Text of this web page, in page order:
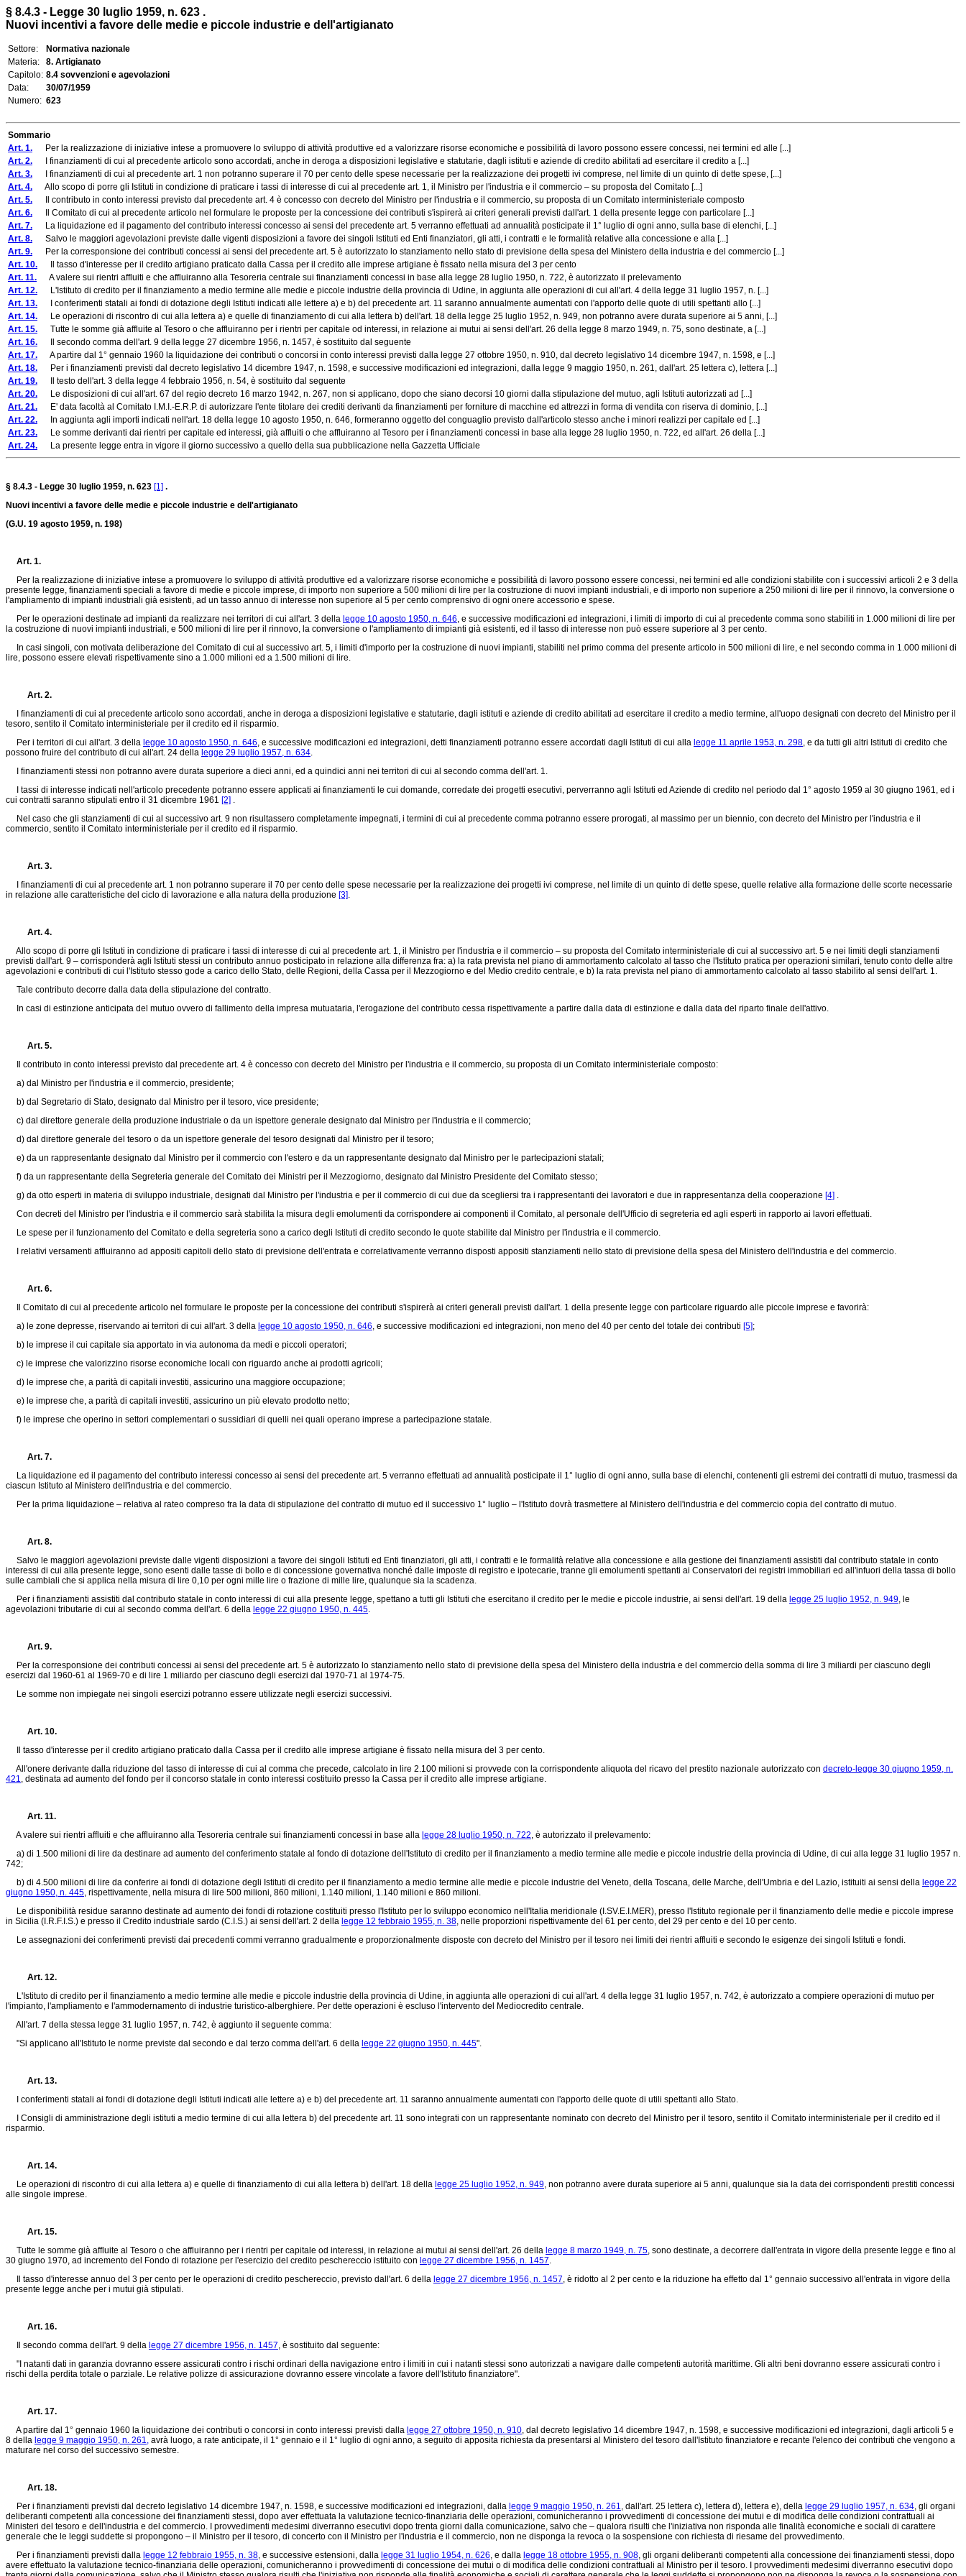
§ 8.4.3 - Legge 30 luglio 1959, n. 623 .
Nuovi incentivi a favore delle medie e piccole industrie e dell'artigianato
Settore:
Normativa nazionale
Materia:
8. Artigianato
Capitolo: 8.4 sovvenzioni e agevolazioni
Data:
30/07/1959
Numero: 623
Sommario
Art. 1. Per la realizzazione di iniziative intese a promuovere lo sviluppo di attività produttive ed a valorizzare risorse economiche e possibilità di lavoro possono essere concessi, nei termini ed alle [...]
Art. 2. I finanziamenti di cui al precedente articolo sono accordati, anche in deroga a disposizioni legislative e statutarie, dagli istituti e aziende di credito abilitati ad esercitare il credito a [...]
Art. 3. I finanziamenti di cui al precedente art. 1 non potranno superare il 70 per cento delle spese necessarie per la realizzazione dei progetti ivi comprese, nel limite di un quinto di dette spese, [...]
Art. 4. Allo scopo di porre gli Istituti in condizione di praticare i tassi di interesse di cui al precedente art. 1, il Ministro per l'industria e il commercio – su proposta del Comitato [...]
Art. 5. Il contributo in conto interessi previsto dal precedente art. 4 è concesso con decreto del Ministro per l'industria e il commercio, su proposta di un Comitato interministeriale composto
Art. 6. Il Comitato di cui al precedente articolo nel formulare le proposte per la concessione dei contributi s'ispirerà ai criteri generali previsti dall'art. 1 della presente legge con particolare [...]
Art. 7. La liquidazione ed il pagamento del contributo interessi concesso ai sensi del precedente art. 5 verranno effettuati ad annualità posticipate il 1° luglio di ogni anno, sulla base di elenchi, [...]
Art. 8. Salvo le maggiori agevolazioni previste dalle vigenti disposizioni a favore dei singoli Istituti ed Enti finanziatori, gli atti, i contratti e le formalità relative alla concessione e alla [...]
Art. 9. Per la corresponsione dei contributi concessi ai sensi del precedente art. 5 è autorizzato lo stanziamento nello stato di previsione della spesa del Ministero della industria e del commercio [...]
Art. 10. Il tasso d'interesse per il credito artigiano praticato dalla Cassa per il credito alle imprese artigiane è fissato nella misura del 3 per cento
Art. 11. A valere sui rientri affluiti e che affluiranno alla Tesoreria centrale sui finanziamenti concessi in base alla legge 28 luglio 1950, n. 722, è autorizzato il prelevamento
Art. 12. L'Istituto di credito per il finanziamento a medio termine alle medie e piccole industrie della provincia di Udine, in aggiunta alle operazioni di cui all'art. 4 della legge 31 luglio 1957, n. [...]
Art. 13. I conferimenti statali ai fondi di dotazione degli Istituti indicati alle lettere a) e b) del precedente art. 11 saranno annualmente aumentati con l'apporto delle quote di utili spettanti allo [...]
Art. 14. Le operazioni di riscontro di cui alla lettera a) e quelle di finanziamento di cui alla lettera b) dell'art. 18 della legge 25 luglio 1952, n. 949, non potranno avere durata superiore ai 5 anni, [...]
Art. 15. Tutte le somme già affluite al Tesoro o che affluiranno per i rientri per capitale od interessi, in relazione ai mutui ai sensi dell'art. 26 della legge 8 marzo 1949, n. 75, sono destinate, a [...]
Art. 16. Il secondo comma dell'art. 9 della legge 27 dicembre 1956, n. 1457, è sostituito dal seguente
Art. 17. A partire dal 1° gennaio 1960 la liquidazione dei contributi o concorsi in conto interessi previsti dalla legge 27 ottobre 1950, n. 910, dal decreto legislativo 14 dicembre 1947, n. 1598, e [...]
Art. 18. Per i finanziamenti previsti dal decreto legislativo 14 dicembre 1947, n. 1598, e successive modificazioni ed integrazioni, dalla legge 9 maggio 1950, n. 261, dall'art. 25 lettera c), lettera [...]
Art. 19. Il testo dell'art. 3 della legge 4 febbraio 1956, n. 54, è sostituito dal seguente
Art. 20. Le disposizioni di cui all'art. 67 del regio decreto 16 marzo 1942, n. 267, non si applicano, dopo che siano decorsi 10 giorni dalla stipulazione del mutuo, agli Istituti autorizzati ad [...]
Art. 21. E' data facoltà al Comitato I.M.I.-E.R.P. di autorizzare l'ente titolare dei crediti derivanti da finanziamenti per forniture di macchine ed attrezzi in forma di vendita con riserva di dominio, [...]
Art. 22. In aggiunta agli importi indicati nell'art. 18 della legge 10 agosto 1950, n. 646, formeranno oggetto del conguaglio previsto dall'articolo stesso anche i minori realizzi per capitale ed [...]
Art. 23. Le somme derivanti dai rientri per capitale ed interessi, già affluiti o che affluiranno al Tesoro per i finanziamenti concessi in base alla legge 28 luglio 1950, n. 722, ed all'art. 26 della [...]
Art. 24. La presente legge entra in vigore il giorno successivo a quello della sua pubblicazione nella Gazzetta Ufficiale
§ 8.4.3 - Legge 30 luglio 1959, n. 623 [1] .
Nuovi incentivi a favore delle medie e piccole industrie e dell'artigianato
(G.U. 19 agosto 1959, n. 198)
Art. 1.
Per la realizzazione di iniziative intese a promuovere lo sviluppo di attività produttive ed a valorizzare risorse economiche e possibilità di lavoro possono essere concessi, nei termini ed alle condizioni stabilite con i successivi articoli 2 e 3 della
presente legge, finanziamenti speciali a favore di medie e piccole imprese, di importo non superiore a 500 milioni di lire per la costruzione di nuovi impianti industriali, e di importo non superiore a 250 milioni di lire per il rinnovo, la conversione o
l'ampliamento di impianti industriali già esistenti, ad un tasso annuo di interesse non superiore al 5 per cento comprensivo di ogni onere accessorio e spese.
Per le operazioni destinate ad impianti da realizzare nei territori di cui all'art. 3 della legge 10 agosto 1950, n. 646, e successive modificazioni ed integrazioni, i limiti di importo di cui al precedente comma sono stabiliti in 1.000 milioni di lire per
la costruzione di nuovi impianti industriali, e 500 milioni di lire per il rinnovo, la conversione o l'ampliamento di impianti già esistenti, ed il tasso di interesse non può essere superiore al 3 per cento.
In casi singoli, con motivata deliberazione del Comitato di cui al successivo art. 5, i limiti d'importo per la costruzione di nuovi impianti, stabiliti nel primo comma del presente articolo in 500 milioni di lire, e nel secondo comma in 1.000 milioni di
lire, possono essere elevati rispettivamente sino a 1.000 milioni ed a 1.500 milioni di lire.
Art. 2.
I finanziamenti di cui al precedente articolo sono accordati, anche in deroga a disposizioni legislative e statutarie, dagli istituti e aziende di credito abilitati ad esercitare il credito a medio termine, all'uopo designati con decreto del Ministro per il
tesoro, sentito il Comitato interministeriale per il credito ed il risparmio.
Per i territori di cui all'art. 3 della legge 10 agosto 1950, n. 646, e successive modificazioni ed integrazioni, detti finanziamenti potranno essere accordati dagli Istituti di cui alla legge 11 aprile 1953, n. 298, e da tutti gli altri Istituti di credito che
possono fruire del contributo di cui all'art. 24 della legge 29 luglio 1957, n. 634.
I finanziamenti stessi non potranno avere durata superiore a dieci anni, ed a quindici anni nei territori di cui al secondo comma dell'art. 1.
I tassi di interesse indicati nell'articolo precedente potranno essere applicati ai finanziamenti le cui domande, corredate dei progetti esecutivi, perverranno agli Istituti ed Aziende di credito nel periodo dal 1° agosto 1959 al 30 giugno 1961, ed i
cui contratti saranno stipulati entro il 31 dicembre 1961 [2] .
Nel caso che gli stanziamenti di cui al successivo art. 9 non risultassero completamente impegnati, i termini di cui al precedente comma potranno essere prorogati, al massimo per un biennio, con decreto del Ministro per l'industria e il
commercio, sentito il Comitato interministeriale per il credito ed il risparmio.
Art. 3.
I finanziamenti di cui al precedente art. 1 non potranno superare il 70 per cento delle spese necessarie per la realizzazione dei progetti ivi comprese, nel limite di un quinto di dette spese, quelle relative alla formazione delle scorte necessarie
in relazione alle caratteristiche del ciclo di lavorazione e alla natura della produzione [3].
Art. 4.
Allo scopo di porre gli Istituti in condizione di praticare i tassi di interesse di cui al precedente art. 1, il Ministro per l'industria e il commercio – su proposta del Comitato interministeriale di cui al successivo art. 5 e nei limiti degli stanziamenti
previsti dall'art. 9 – corrisponderà agli Istituti stessi un contributo annuo posticipato in relazione alla differenza fra: a) la rata prevista nel piano di ammortamento calcolato al tasso che l'Istituto pratica per operazioni similari, tenuto conto delle altre
agevolazioni e contributi di cui l'Istituto stesso gode a carico dello Stato, delle Regioni, della Cassa per il Mezzogiorno e del Medio credito centrale, e b) la rata prevista nel piano di ammortamento calcolato al tasso stabilito al sensi dell'art. 1.
Tale contributo decorre dalla data della stipulazione del contratto.
In casi di estinzione anticipata del mutuo ovvero di fallimento della impresa mutuataria, l'erogazione del contributo cessa rispettivamente a partire dalla data di estinzione e dalla data del riparto finale dell'attivo.
Art. 5.
Il contributo in conto interessi previsto dal precedente art. 4 è concesso con decreto del Ministro per l'industria e il commercio, su proposta di un Comitato interministeriale composto:
a) dal Ministro per l'industria e il commercio, presidente;
b) dal Segretario di Stato, designato dal Ministro per il tesoro, vice presidente;
c) dal direttore generale della produzione industriale o da un ispettore generale designato dal Ministro per l'industria e il commercio;
d) dal direttore generale del tesoro o da un ispettore generale del tesoro designati dal Ministro per il tesoro;
e) da un rappresentante designato dal Ministro per il commercio con l'estero e da un rappresentante designato dal Ministro per le partecipazioni statali;
f) da un rappresentante della Segreteria generale del Comitato dei Ministri per il Mezzogiorno, designato dal Ministro Presidente del Comitato stesso;
g) da otto esperti in materia di sviluppo industriale, designati dal Ministro per l'industria e per il commercio di cui due da scegliersi tra i rappresentanti dei lavoratori e due in rappresentanza della cooperazione [4] .
Con decreti del Ministro per l'industria e il commercio sarà stabilita la misura degli emolumenti da corrispondere ai componenti il Comitato, al personale dell'Ufficio di segreteria ed agli esperti in rapporto ai lavori effettuati.
Le spese per il funzionamento del Comitato e della segreteria sono a carico degli Istituti di credito secondo le quote stabilite dal Ministro per l'industria e il commercio.
I relativi versamenti affluiranno ad appositi capitoli dello stato di previsione dell'entrata e correlativamente verranno disposti appositi stanziamenti nello stato di previsione della spesa del Ministero dell'industria e del commercio.
Art. 6.
Il Comitato di cui al precedente articolo nel formulare le proposte per la concessione dei contributi s'ispirerà ai criteri generali previsti dall'art. 1 della presente legge con particolare riguardo alle piccole imprese e favorirà:
a) le zone depresse, riservando ai territori di cui all'art. 3 della legge 10 agosto 1950, n. 646, e successive modificazioni ed integrazioni, non meno del 40 per cento del totale dei contributi [5];
b) le imprese il cui capitale sia apportato in via autonoma da medi e piccoli operatori;
c) le imprese che valorizzino risorse economiche locali con riguardo anche ai prodotti agricoli;
d) le imprese che, a parità di capitali investiti, assicurino una maggiore occupazione;
e) le imprese che, a parità di capitali investiti, assicurino un più elevato prodotto netto;
f) le imprese che operino in settori complementari o sussidiari di quelli nei quali operano imprese a partecipazione statale.
Art. 7.
La liquidazione ed il pagamento del contributo interessi concesso ai sensi del precedente art. 5 verranno effettuati ad annualità posticipate il 1° luglio di ogni anno, sulla base di elenchi, contenenti gli estremi dei contratti di mutuo, trasmessi da
ciascun Istituto al Ministero dell'industria e del commercio.
Per la prima liquidazione – relativa al rateo compreso fra la data di stipulazione del contratto di mutuo ed il successivo 1° luglio – l'Istituto dovrà trasmettere al Ministero dell'industria e del commercio copia del contratto di mutuo.
Art. 8.
Salvo le maggiori agevolazioni previste dalle vigenti disposizioni a favore dei singoli Istituti ed Enti finanziatori, gli atti, i contratti e le formalità relative alla concessione e alla gestione dei finanziamenti assistiti dal contributo statale in conto
interessi di cui alla presente legge, sono esenti dalle tasse di bollo e di concessione governativa nonché dalle imposte di registro e ipotecarie, tranne gli emolumenti spettanti ai Conservatori dei registri immobiliari ed all'infuori della tassa di bollo
sulle cambiali che si applica nella misura di lire 0,10 per ogni mille lire o frazione di mille lire, qualunque sia la scadenza.
Per i finanziamenti assistiti dal contributo statale in conto interessi di cui alla presente legge, spettano a tutti gli Istituti che esercitano il credito per le medie e piccole industrie, ai sensi dell'art. 19 della legge 25 luglio 1952, n. 949, le
agevolazioni tributarie di cui al secondo comma dell'art. 6 della legge 22 giugno 1950, n. 445.
Art. 9.
Per la corresponsione dei contributi concessi ai sensi del precedente art. 5 è autorizzato lo stanziamento nello stato di previsione della spesa del Ministero della industria e del commercio della somma di lire 3 miliardi per ciascuno degli
esercizi dal 1960-61 al 1969-70 e di lire 1 miliardo per ciascuno degli esercizi dal 1970-71 al 1974-75.
Le somme non impiegate nei singoli esercizi potranno essere utilizzate negli esercizi successivi.
Art. 10.
Il tasso d'interesse per il credito artigiano praticato dalla Cassa per il credito alle imprese artigiane è fissato nella misura del 3 per cento.
All'onere derivante dalla riduzione del tasso di interesse di cui al comma che precede, calcolato in lire 2.100 milioni si provvede con la corrispondente aliquota del ricavo del prestito nazionale autorizzato con decreto-legge 30 giugno 1959, n.
421, destinata ad aumento del fondo per il concorso statale in conto interessi costituito presso la Cassa per il credito alle imprese artigiane.
Art. 11.
A valere sui rientri affluiti e che affluiranno alla Tesoreria centrale sui finanziamenti concessi in base alla legge 28 luglio 1950, n. 722, è autorizzato il prelevamento:
a) di 1.500 milioni di lire da destinare ad aumento del conferimento statale al fondo di dotazione dell'Istituto di credito per il finanziamento a medio termine alle medie e piccole industrie della provincia di Udine, di cui alla legge 31 luglio 1957 n.
742;
b) di 4.500 milioni di lire da conferire ai fondi di dotazione degli Istituti di credito per il finanziamento a medio termine alle medie e piccole industrie del Veneto, della Toscana, delle Marche, dell'Umbria e del Lazio, istituiti ai sensi della legge 22
giugno 1950, n. 445, rispettivamente, nella misura di lire 500 milioni, 860 milioni, 1.140 milioni, 1.140 milioni e 860 milioni.
Le disponibilità residue saranno destinate ad aumento dei fondi di rotazione costituiti presso l'Istituto per lo sviluppo economico nell'Italia meridionale (I.SV.E.I.MER), presso l'Istituto regionale per il finanziamento delle medie e piccole imprese
in Sicilia (I.R.F.I.S.) e presso il Credito industriale sardo (C.I.S.) ai sensi dell'art. 2 della legge 12 febbraio 1955, n. 38, nelle proporzioni rispettivamente del 61 per cento, del 29 per cento e del 10 per cento.
Le assegnazioni dei conferimenti previsti dai precedenti commi verranno gradualmente e proporzionalmente disposte con decreto del Ministro per il tesoro nei limiti dei rientri affluiti e secondo le esigenze dei singoli Istituti e fondi.
Art. 12.
L'Istituto di credito per il finanziamento a medio termine alle medie e piccole industrie della provincia di Udine, in aggiunta alle operazioni di cui all'art. 4 della legge 31 luglio 1957, n. 742, è autorizzato a compiere operazioni di mutuo per
l'impianto, l'ampliamento e l'ammodernamento di industrie turistico-alberghiere. Per dette operazioni è escluso l'intervento del Mediocredito centrale.
All'art. 7 della stessa legge 31 luglio 1957, n. 742, è aggiunto il seguente comma:
"Si applicano all'Istituto le norme previste dal secondo e dal terzo comma dell'art. 6 della legge 22 giugno 1950, n. 445".
Art. 13.
I conferimenti statali ai fondi di dotazione degli Istituti indicati alle lettere a) e b) del precedente art. 11 saranno annualmente aumentati con l'apporto delle quote di utili spettanti allo Stato.
I Consigli di amministrazione degli istituti a medio termine di cui alla lettera b) del precedente art. 11 sono integrati con un rappresentante nominato con decreto del Ministro per il tesoro, sentito il Comitato interministeriale per il credito ed il
risparmio.
Art. 14.
Le operazioni di riscontro di cui alla lettera a) e quelle di finanziamento di cui alla lettera b) dell'art. 18 della legge 25 luglio 1952, n. 949, non potranno avere durata superiore ai 5 anni, qualunque sia la data dei corrispondenti prestiti concessi
alle singole imprese.
Art. 15.
Tutte le somme già affluite al Tesoro o che affluiranno per i rientri per capitale od interessi, in relazione ai mutui ai sensi dell'art. 26 della legge 8 marzo 1949, n. 75, sono destinate, a decorrere dall'entrata in vigore della presente legge e fino al
30 giugno 1970, ad incremento del Fondo di rotazione per l'esercizio del credito peschereccio istituito con legge 27 dicembre 1956, n. 1457.
Il tasso d'interesse annuo del 3 per cento per le operazioni di credito peschereccio, previsto dall'art. 6 della legge 27 dicembre 1956, n. 1457, è ridotto al 2 per cento e la riduzione ha effetto dal 1° gennaio successivo all'entrata in vigore della
presente legge anche per i mutui già stipulati.
Art. 16.
Il secondo comma dell'art. 9 della legge 27 dicembre 1956, n. 1457, è sostituito dal seguente:
"I natanti dati in garanzia dovranno essere assicurati contro i rischi ordinari della navigazione entro i limiti in cui i natanti stessi sono autorizzati a navigare dalle competenti autorità marittime. Gli altri beni dovranno essere assicurati contro i
rischi della perdita totale o parziale. Le relative polizze di assicurazione dovranno essere vincolate a favore dell'Istituto finanziatore".
Art. 17.
A partire dal 1° gennaio 1960 la liquidazione dei contributi o concorsi in conto interessi previsti dalla legge 27 ottobre 1950, n. 910, dal decreto legislativo 14 dicembre 1947, n. 1598, e successive modificazioni ed integrazioni, dagli articoli 5 e
8 della legge 9 maggio 1950, n. 261, avrà luogo, a rate anticipate, il 1° gennaio e il 1° luglio di ogni anno, a seguito di apposita richiesta da presentarsi al Ministero del tesoro dall'Istituto finanziatore e recante l'elenco dei contributi che vengono a
maturare nel corso del successivo semestre.
Art. 18.
Per i finanziamenti previsti dal decreto legislativo 14 dicembre 1947, n. 1598, e successive modificazioni ed integrazioni, dalla legge 9 maggio 1950, n. 261, dall'art. 25 lettera c), lettera d), lettera e), della legge 29 luglio 1957, n. 634, gli organi
deliberanti competenti alla concessione dei finanziamenti stessi, dopo aver effettuata la valutazione tecnico-finanziaria delle operazioni, comunicheranno i provvedimenti di concessione dei mutui e di modifica delle condizioni contrattuali ai
Ministeri del tesoro e dell'industria e del commercio. I provvedimenti medesimi diverranno esecutivi dopo trenta giorni dalla comunicazione, salvo che – qualora risulti che l'iniziativa non risponda alle finalità economiche e sociali di carattere
generale che le leggi suddette si propongono – il Ministro per il tesoro, di concerto con il Ministro per l'industria e il commercio, non ne disponga la revoca o la sospensione con richiesta di riesame del provvedimento.
Per i finanziamenti previsti dalla legge 12 febbraio 1955, n. 38, e successive estensioni, dalla legge 31 luglio 1954, n. 626, e dalla legge 18 ottobre 1955, n. 908, gli organi deliberanti competenti alla concessione dei finanziamenti stessi, dopo
avere effettuato la valutazione tecnico-finanziaria delle operazioni, comunicheranno i provvedimenti di concessione dei mutui o di modifica delle condizioni contrattuali al Ministro per il tesoro. I provvedimenti medesimi diverranno esecutivi dopo